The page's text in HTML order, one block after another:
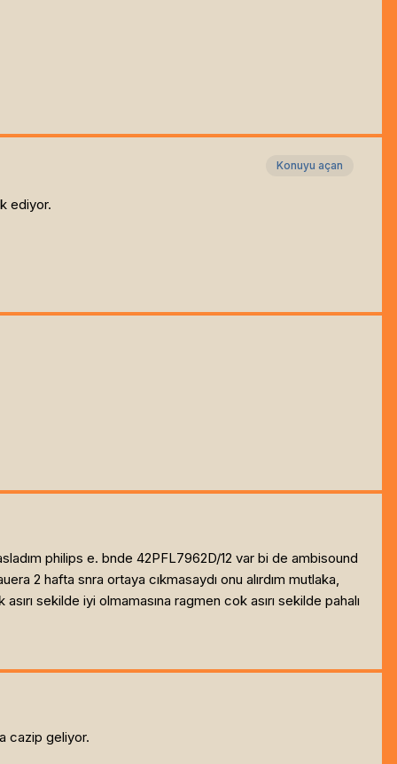
Konuyu açan
ediyor.
philips e. bnde 42PFL7962D/12 var bi de ambisound
2 hafta snra ortaya cıkmasaydı onu alırdım mutlaka,
sekilde iyi olmamasına ragmen cok asırı sekilde pahalı
cazip geliyor.